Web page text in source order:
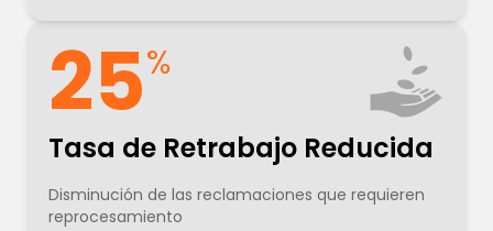
25%
Tasa de Retrabajo Reducida
Disminución de las reclamaciones que requieren
reprocesamiento